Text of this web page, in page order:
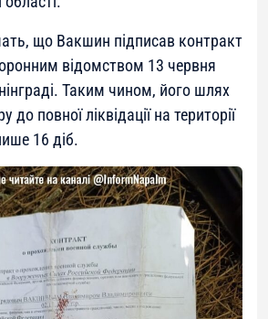
що Вакшин підписав контракт
відомством 13 червня
Таким чином, його шлях
до повної ліквідації на території
16 діб.